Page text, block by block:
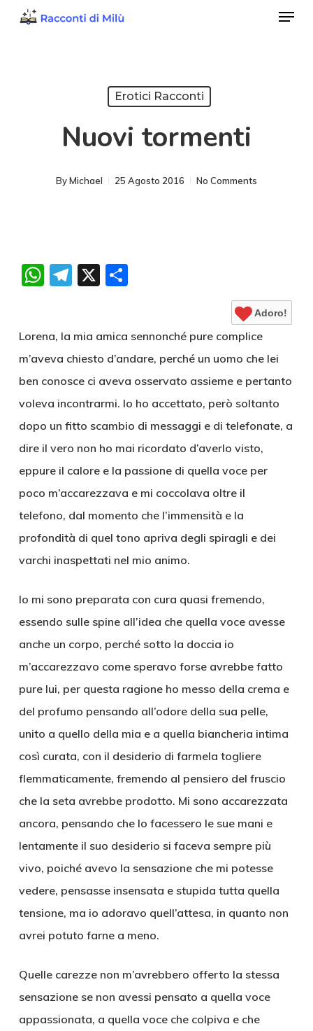
Menu
Erotici Racconti
Nuovi tormenti
ByMichael 25 Agosto 2016 No Comments
WhatsApp
Telegram
X Condividi
Adoro!
Lorena, la mia amica sennonché pure complice
m’aveva chiesto d’andare, perché un uomo che lei
ben conosce ci aveva osservato assieme e pertanto
voleva incontrarmi. Io ho accettato, però soltanto
dopo un fitto scambio di messaggi e di telefonate, a
dire il vero non ho mai ricordato d’averlo visto,
eppure il calore e la passione di quella voce per
poco m’accarezzava e mi coccolava oltre il
telefono, dal momento che l’immensità e la
profondità di quel tono apriva degli spiragli e dei
varchi inaspettati nel mio animo.
Io mi sono preparata con cura quasi fremendo,
essendo sulle spine all’idea che quella voce avesse
anche un corpo, perché sotto la doccia io
m’accarezzavo come speravo forse avrebbe fatto
pure lui, per questa ragione ho messo della crema e
del profumo pensando all’odore della sua pelle,
unito a quello della mia e a quella biancheria intima
così curata, con il desiderio di farmela togliere
flemmaticamente, fremendo al pensiero del fruscio
che la seta avrebbe prodotto. Mi sono accarezzata
ancora, pensando che lo facessero le sue mani e
lentamente il suo desiderio si faceva sempre più
vivo, poiché avevo la sensazione che mi potesse
vedere, pensasse insensata e stupida tutta quella
tensione, ma io adoravo quell’attesa, in quanto non
avrei potuto farne a meno.
Quelle carezze non m’avrebbero offerto la stessa
sensazione se non avessi pensato a quella voce
appassionata, a quella voce che colpiva e che